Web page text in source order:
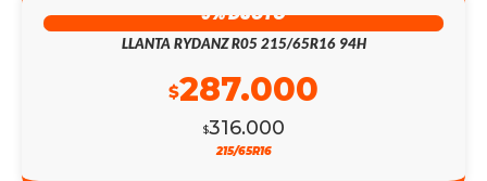
9% DSCTO
LLANTA RYDANZ R05 215/65R16 94H
$316.000
$287.000
215/65R16